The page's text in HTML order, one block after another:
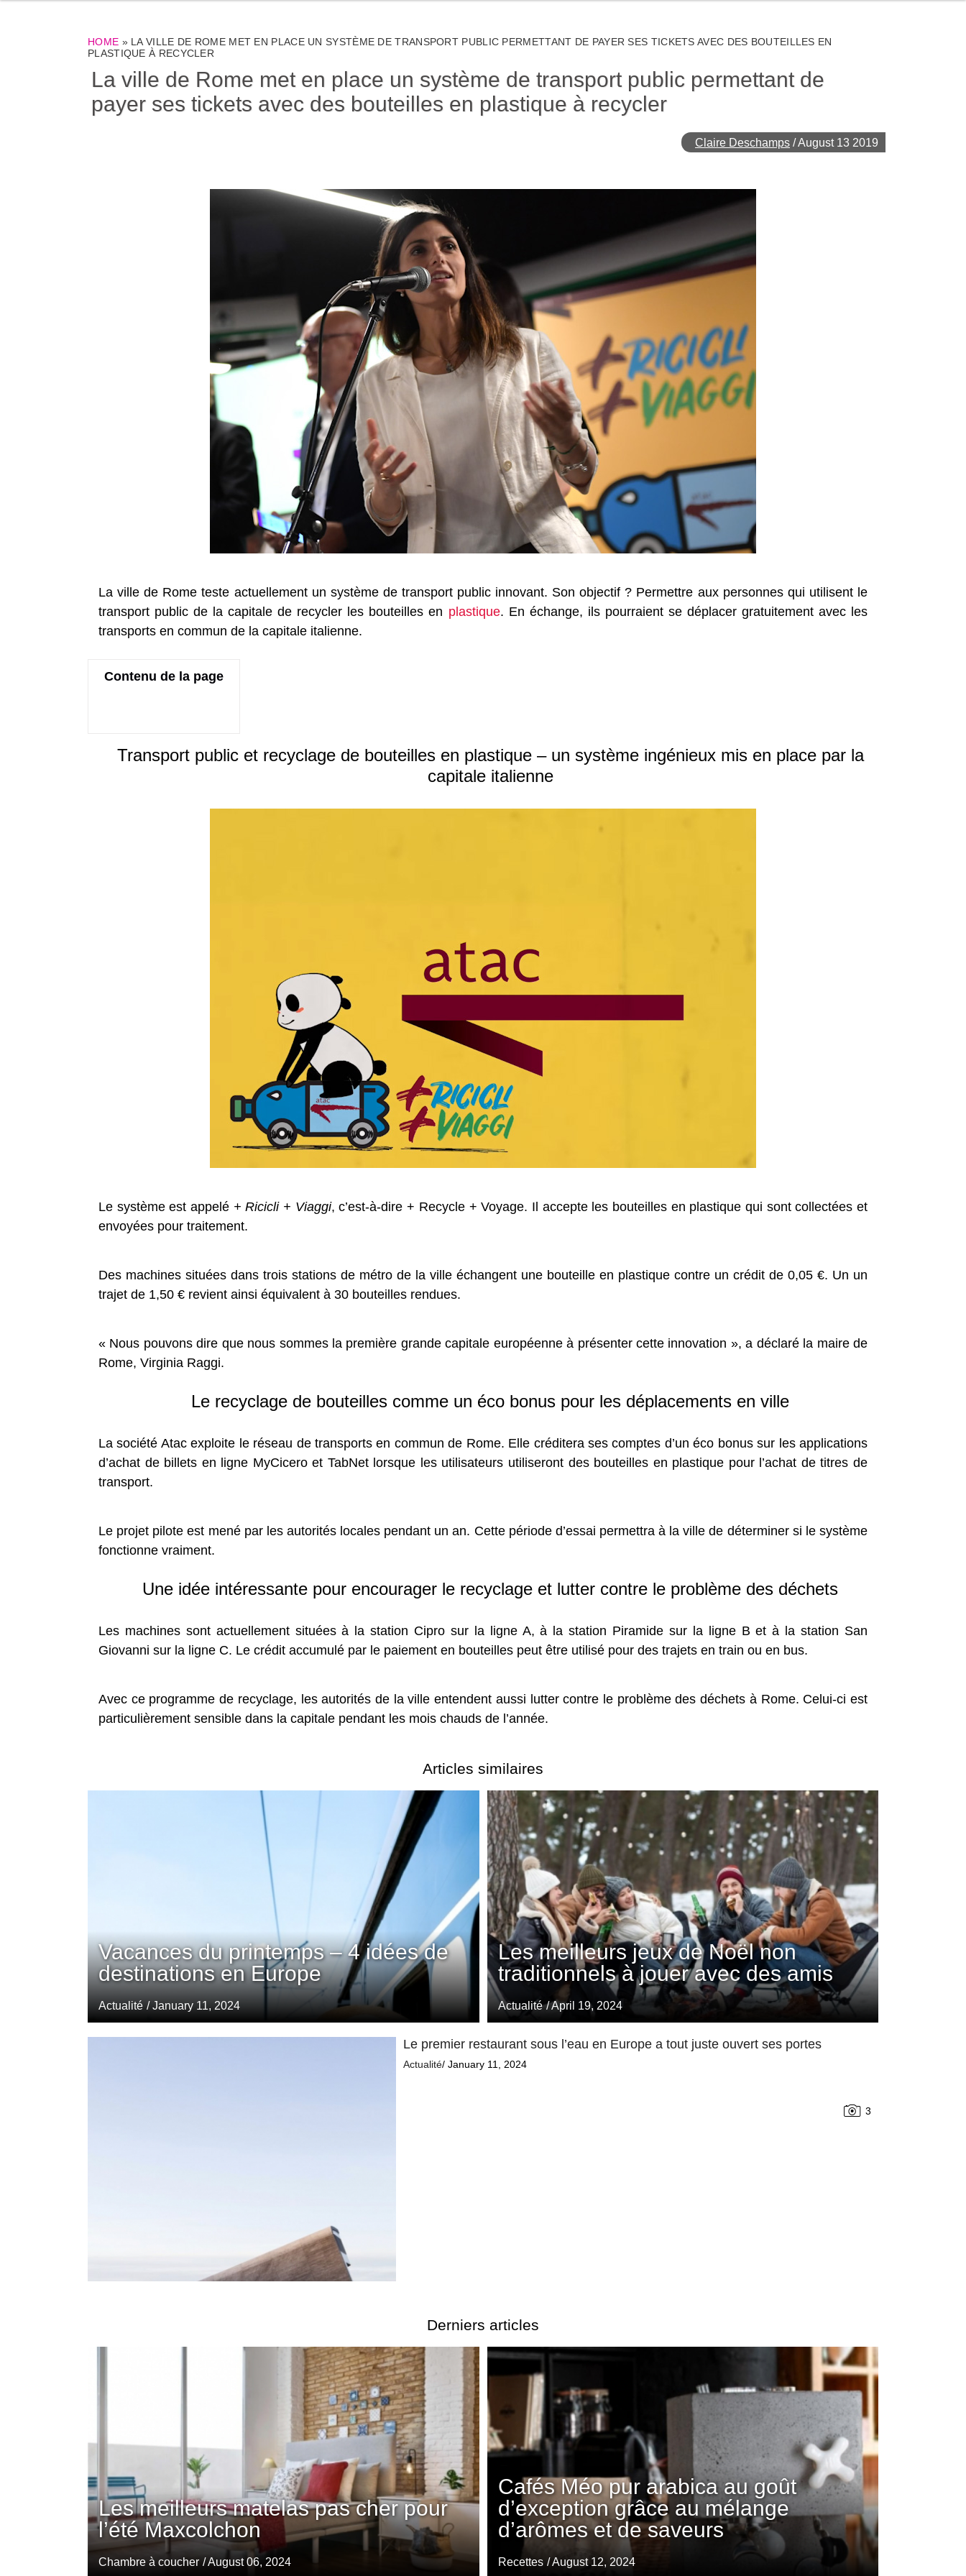
HOME » LA VILLE DE ROME MET EN PLACE UN SYSTÈME DE TRANSPORT PUBLIC PERMETTANT DE PAYER SES TICKETS AVEC DES BOUTEILLES EN
PLASTIQUE À RECYCLER
La ville de Rome met en place un système de transport public permettant de
payer ses tickets avec des bouteilles en plastique à recycler
Claire Deschamps /August 13 2019
La ville de Rome teste actuellement un système de transport public innovant. Son objectif ? Permettre aux personnes qui utilisent le
transport public de la capitale de recycler les bouteilles en plastique. En échange, ils pourraient se déplacer gratuitement avec les
transports en commun de la capitale italienne.
Contenu de la page
Transport public et recyclage de bouteilles en plastique – un système ingénieux mis en place par la
capitale italienne
Le système est appelé + Ricicli + Viaggi, c’est-à-dire + Recycle + Voyage. Il accepte les bouteilles en plastique qui sont collectées et
envoyées pour traitement.
Des machines situées dans trois stations de métro de la ville échangent une bouteille en plastique contre un crédit de 0,05 €. Un un
trajet de 1,50 € revient ainsi équivalent à 30 bouteilles rendues.
« Nous pouvons dire que nous sommes la première grande capitale européenne à présenter cette innovation », a déclaré la maire de
Rome, Virginia Raggi.
Le recyclage de bouteilles comme un éco bonus pour les déplacements en ville
La société Atac exploite le réseau de transports en commun de Rome. Elle créditera ses comptes d’un éco bonus sur les applications
d’achat de billets en ligne MyCicero et TabNet lorsque les utilisateurs utiliseront des bouteilles en plastique pour l’achat de titres de
transport.
Le projet pilote est mené par les autorités locales pendant un an. Cette période d’essai permettra à la ville de déterminer si le système
fonctionne vraiment.
Une idée intéressante pour encourager le recyclage et lutter contre le problème des déchets
Les machines sont actuellement situées à la station Cipro sur la ligne A, à la station Piramide sur la ligne B et à la station San
Giovanni sur la ligne C. Le crédit accumulé par le paiement en bouteilles peut être utilisé pour des trajets en train ou en bus.
Avec ce programme de recyclage, les autorités de la ville entendent aussi lutter contre le problème des déchets à Rome. Celui-ci est
particulièrement sensible dans la capitale pendant les mois chauds de l’année.
Articles similaires
Les meilleurs jeux de Noël non
traditionnels à jouer avec des amis
Actualité / April 19, 2024
Vacances du printemps – 4 idées de
destinations en Europe
Actualité / January 11, 2024
Le premier restaurant sous l’eau en Europe a tout juste ouvert ses portes
Actualité/ January 11, 2024
3
Derniers articles
Cafés Méo pur arabica au goût
d’exception grâce au mélange
d’arômes et de saveurs
Recettes / August 12, 2024
Les meilleurs matelas pas cher pour
l’été Maxcolchon
Chambre à coucher / August 06, 2024